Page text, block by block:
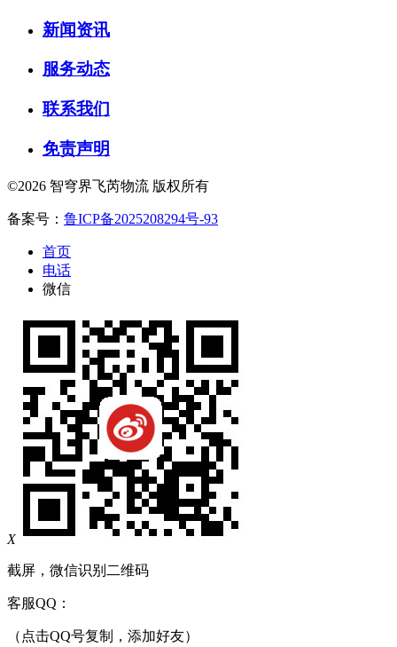
新闻资讯
服务动态
联系我们
免责声明
©2026 智穹界飞芮物流 版权所有
备案号： 鲁ICP备2025208294号-93
首页
电话
微信
X
截屏，微信识别二维码
客服QQ：
（点击QQ号复制，添加好友）